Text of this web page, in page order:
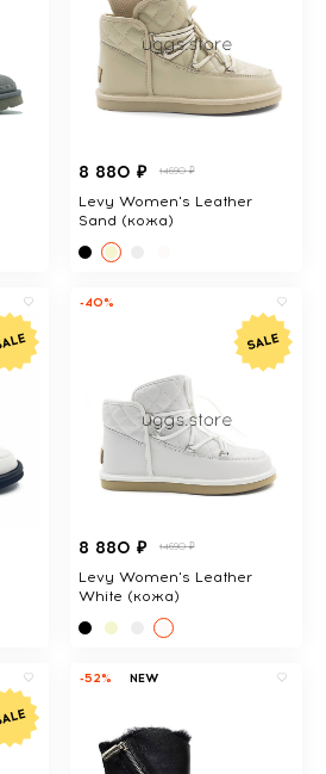
8 880 ₽ 14690 ₽
Levy Women's Leather
Sand (кожа)
-40%
8 880 ₽ 14690 ₽
Levy Women's Leather
White (кожа)
-52% NEW